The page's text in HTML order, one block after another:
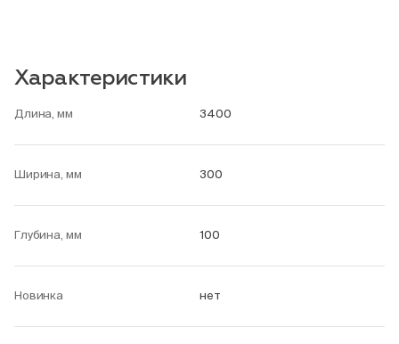
Характеристики
Длина, мм 3400
Ширина, мм 300
Глубина, мм 100
Новинка нет